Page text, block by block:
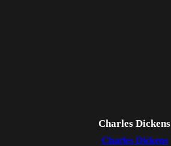
Charles Dickens
Charles Dickens